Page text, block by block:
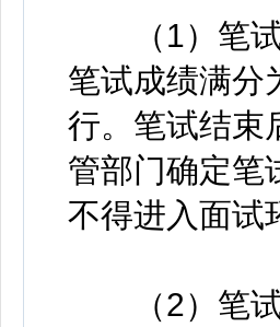
（1）笔试
笔试成绩满分
行。笔试结束
管部门确定笔
不得进入面试
（2）笔试